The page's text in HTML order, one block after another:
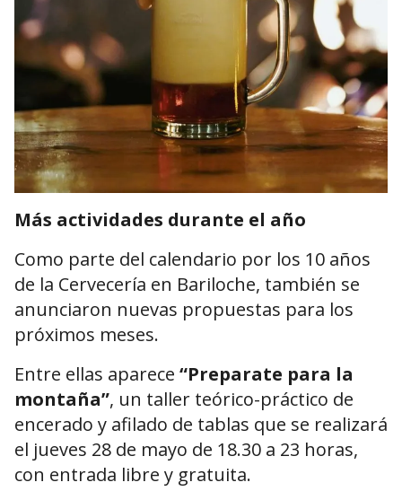
Más actividades durante el año
Como parte del calendario por los 10 años
de la Cervecería en Bariloche, también se
anunciaron nuevas propuestas para los
próximos meses.
Entre ellas aparece “Preparate para la
montaña”, un taller teórico-práctico de
encerado y afilado de tablas que se realizará
el jueves 28 de mayo de 18.30 a 23 horas,
con entrada libre y gratuita.